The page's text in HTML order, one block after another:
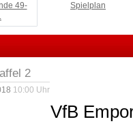
49-
Spielplan
2
10:00 Uhr
VfB